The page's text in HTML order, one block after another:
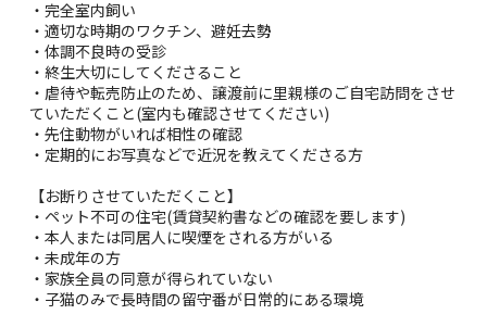
・完全室内飼い
・適切な時期のワクチン、避妊去勢
・体調不良時の受診
・終生大切にしてくださること
・虐待や転売防止のため、譲渡前に里親様のご自宅訪問をさせ
ていただくこと(室内も確認させてください)
・先住動物がいれば相性の確認
・定期的にお写真などで近況を教えてくださる方
【お断りさせていただくこと】
・ペット不可の住宅(賃貸契約書などの確認を要します)
・本人または同居人に喫煙をされる方がいる
・未成年の方
・家族全員の同意が得られていない
・子猫のみで長時間の留守番が日常的にある環境